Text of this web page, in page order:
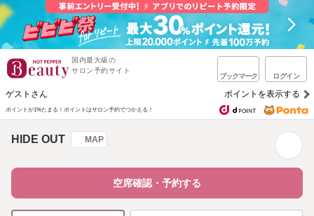
国内最大級の
サロン予約サイト
ブックマーク ログイン
ゲストさん ポイントを表示する
ポイントが1%たまる！ ポイントはサロン予約でつかえる！
HIDE OUT MAP
空席確認・予約する